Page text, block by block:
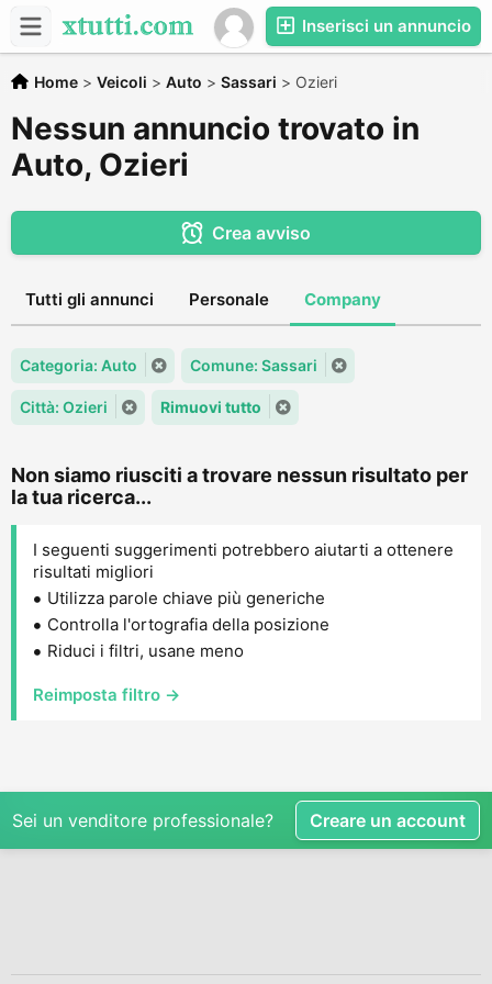
Inserisci un annuncio
Home > Veicoli > Auto > Sassari > Ozieri
Nessun annuncio trovato in
Auto, Ozieri
Crea avviso
Tutti gli annunci Personale Company
Categoria: Auto Comune: Sassari
Città: Ozieri Rimuovi tutto
Non siamo riusciti a trovare nessun risultato per
la tua ricerca...
I seguenti suggerimenti potrebbero aiutarti a ottenere
risultati migliori
Utilizza parole chiave più generiche
Controlla l'ortografia della posizione
Riduci i filtri, usane meno
Reimposta filtro →
Sei un venditore professionale? Creare un account